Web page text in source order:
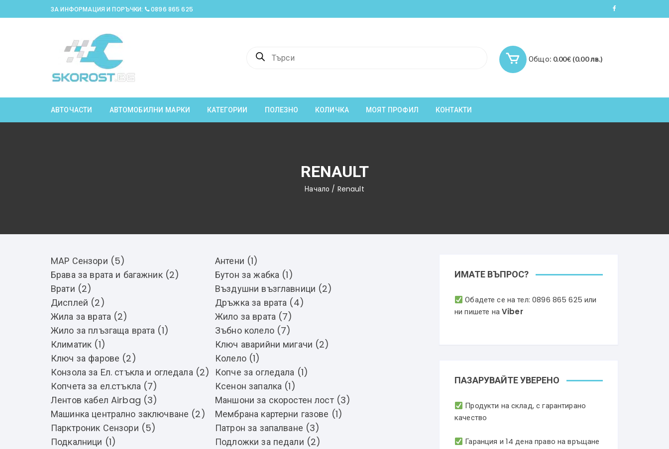
to
ЗА ИНФОРМАЦИЯ И ПОРЪЧКИ: 0896 865 625
Products
Общо: 0.00€ (0.00 лв.)
АВТОЧАСТИ АВТОМОБИЛНИ МАРКИ КАТЕГОРИИ ПОЛЕЗНО КОЛИЧКА МОЯТ ПРОФИЛ КОНТАКТИ
RENAULT
Начало / Renault
MAP Сензори (5)
Антени (1)
Брава за врата и багажник (2)
Бутон за жабка (1)
Врати (2)
Въздушни възглавници (2)
Дисплей (2)
Дръжка за врата (4)
Жила за врата (2)
Жило за врата (7)
Жило за плъзгаща врата (1)
Зъбно колело (7)
Климатик (1)
Ключ аварийни мигачи (2)
Ключ за фарове (2)
Колело (1)
Конзола за Ел. стъкла и огледала (2) Копче за огледала (1)
Копчета за ел.стъкла (7)
Ксенон запалка (1)
Лентов кабел Airbag (3)
Маншони за скоростен лост (3)
Машинка централно заключване (2)
Мембрана картерни газове (1)
Парктроник Сензори (5)
Патрон за запалване (3)
Подкалници (1)
Подложки за педали (2)
ИМАТЕ ВЪПРОС?
Обадете се на тел:0896 865 625 или
ни пишете наViber
ПАЗАРУВАЙТЕ УВЕРЕНО
Продукти на склад, с гарантирано
качество
Гаранция и 14 дена право на връщане